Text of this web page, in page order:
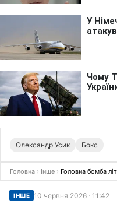
Олександр Усик Бокс
Головна › Інше › Головна бомба
ІНШЕ 10 червня 2026 · 11:42